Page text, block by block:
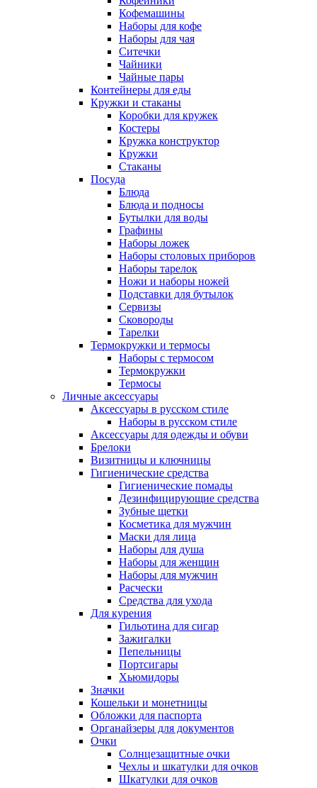
Кофемашины
Наборы для кофе
Наборы для чая
Ситечки
Чайники
Чайные пары
Контейнеры для еды
Кружки и стаканы
Коробки для кружек
Костеры
Кружка конструктор
Кружки
Стаканы
Посуда
Блюда
Блюда и подносы
Бутылки для воды
Графины
Наборы ложек
Наборы столовых приборов
Наборы тарелок
Ножи и наборы ножей
Подставки для бутылок
Сервизы
Сковороды
Тарелки
Термокружки и термосы
Наборы с термосом
Термокружки
Термосы
Личные аксессуары
Аксессуары в русском стиле
Наборы в русском стиле
Аксессуары для одежды и обуви
Брелоки
Визитницы и ключницы
Гигиенические средства
Гигиенические помады
Дезинфицирующие средства
Зубные щетки
Косметика для мужчин
Маски для лица
Наборы для душа
Наборы для женщин
Наборы для мужчин
Расчески
Средства для ухода
Для курения
Гильотина для сигар
Зажигалки
Пепельницы
Портсигары
Хьюмидоры
Значки
Кошельки и монетницы
Обложки для паспорта
Органайзеры для документов
Очки
Солнцезащитные очки
Чехлы и шкатулки для очков
Шкатулки для очков